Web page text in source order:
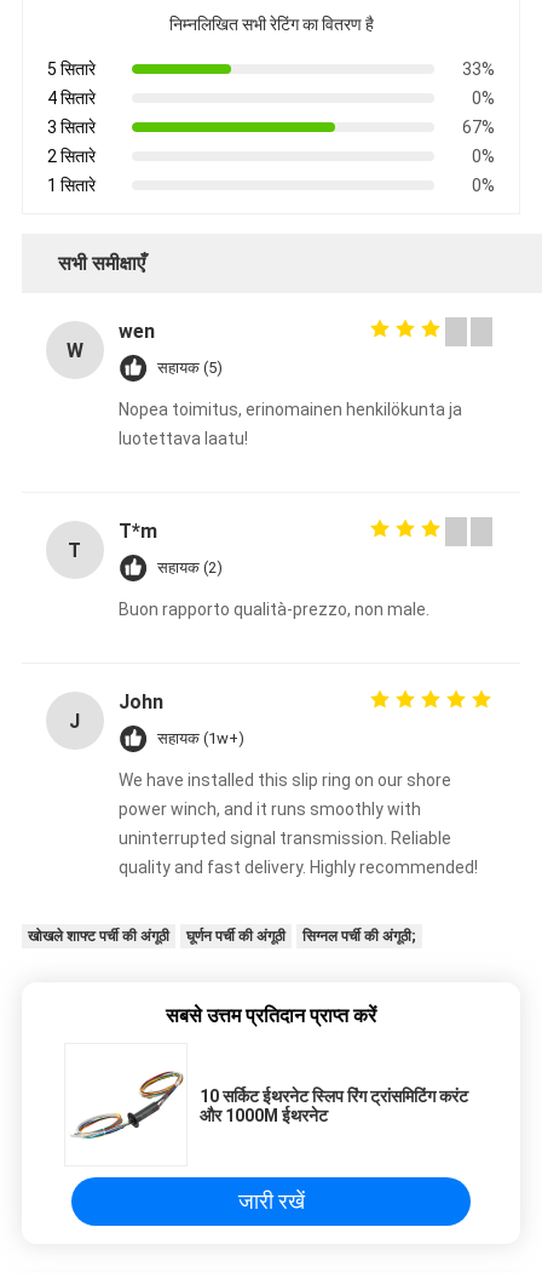
निम्नलिखित सभी रेटिंग का वितरण है
5 सितारे
33%
4 सितारे
0%
3 सितारे
67%
2 सितारे
0%
1 सितारे
0%
सभी समीक्षाएँ
W
wen
सहायक (5)
Nopea toimitus, erinomainen henkilökunta ja
luotettava laatu!
T
T*m
सहायक (2)
Buon rapporto qualità-prezzo, non male.
J
John
सहायक (1w+)
We have installed this slip ring on our shore
power winch, and it runs smoothly with
uninterrupted signal transmission. Reliable
quality and fast delivery. Highly recommended!
खोखले शाफ्ट पर्ची की अंगूठी घूर्णन पर्ची की अंगूठी सिग्नल पर्ची की अंगूठी;
सबसे उत्तम प्रतिदान प्राप्त करें
10 सर्किट ईथरनेट स्लिप रिंग ट्रांसमिटिंग करंट
और 1000M ईथरनेट
जारी रखें